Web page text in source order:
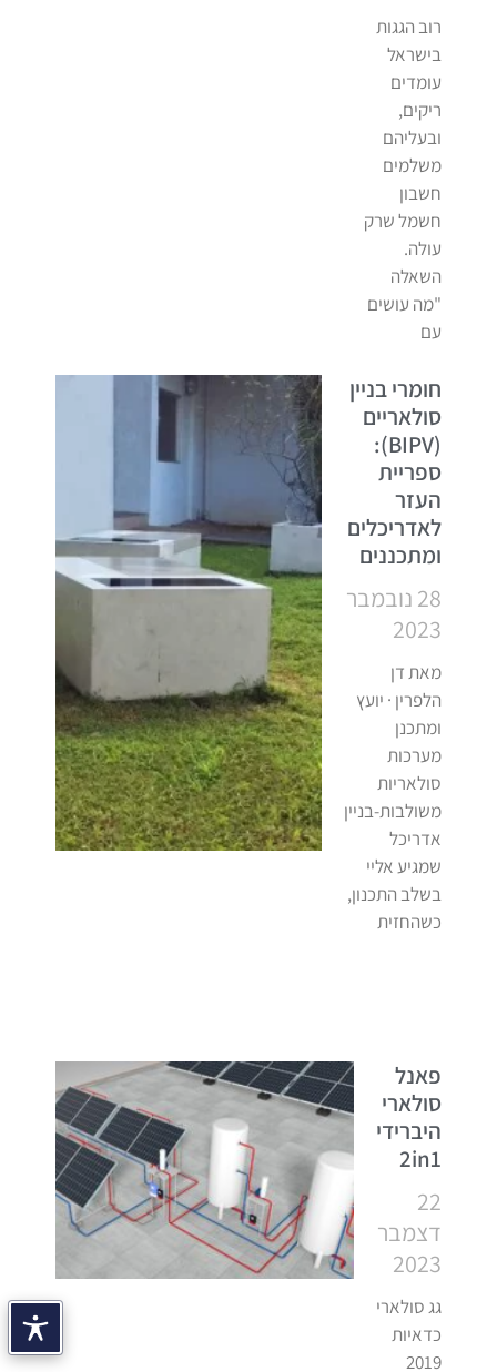
רוב הגגות
בישראל
עומדים
ריקים,
ובעליהם
משלמים
חשבון
חשמל שרק
עולה.
השאלה
"מה עושים
עם
חומרי בניין
סולאריים
(BIPV):
ספריית
העזר
לאדריכלים
ומתכננים
28 נובמבר
2023
מאת דן
הלפרין · יועץ
ומתכנן
מערכות
סולאריות
משולבות-בניין
אדריכל
שמגיע אליי
בשלב התכנון,
כשהחזית
פאנל
סולארי
היברידי
2in1
22
דצמבר
2023
גג סולארי
כדאיות
2019